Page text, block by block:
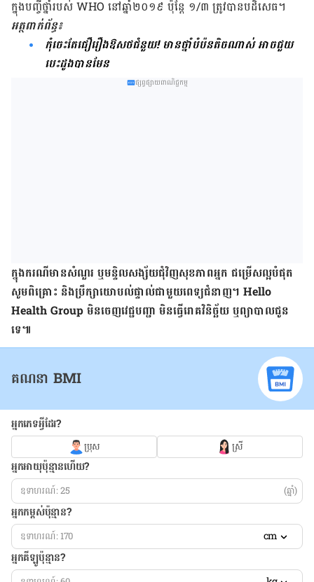
ក្នុង​បញ្ចីថ្នាំ​របស់ WHO នៅ​ឆ្នាំ២០១៩ ប៉ុន្ដែ ១/៣ ត្រូវបាន​បដិសេធ។
អត្ថពាក់ព័ន្ធ៖
កុំចេះតែជឿរឿងឱសថជំនួយ! មាន​ថ្នាំបំប៉នតិច​ណាស់ អាចជួយ​​
បេះដូងបានមែន
ផ្សព្វផ្សាយពាណិជ្ជកម្ម
ក្នុង​ករណី​មាន​សំណួរ ឬ​មន្ទិល​សង្ស័យ​ជុំវិញ​សុខ​ភាព​អ្នក ជម្រើស​ល្អ​បំផុត
សូម​ពិគ្រោះ និង​ប្រឹក្សា​យោបល់​ផ្ទាល់​ជា​មួយ​ពេទ្យ​ជំនាញ។ Hello
Health Group មិន​ចេញ​វេជ្ជបញ្ជា មិន​ធ្វើ​រោគវិនិច្ឆ័យ ឬ​ព្យាបាល​ជូន​
ទេ៕
គណនា BMI
អ្នកភេទអ្វីដែរ?
ប្រុស ស្រី
អ្នកអាយុប៉ុន្មានហើយ?
(ឆ្នាំ)
អ្នកកម្ពស់ប៉ុន្មាន?
cm
អ្នកគីឡូប៉ុន្មាន?